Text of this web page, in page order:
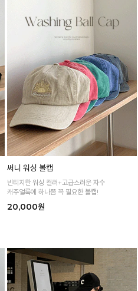
써니 워싱 볼캡
빈티지한 워싱 컬러+고급스러운 자수
캐주얼룩에 하나쯤 꼭 필요한 볼캡!
20,000원